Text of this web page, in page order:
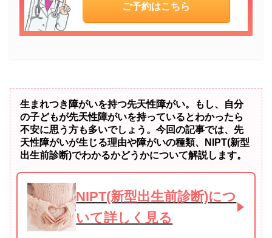
ご予約はこちら
生まれつき障がいを持つ先天性障がい。もし、自分
の子どもが先天性障がいを持っているとわかったら
不安に思う方も多いでしょう。今回の記事では、先
天性障がいが生じる理由や障がいの種類、NIPT(新型
出生前診断)でわかるかどうかについて解説します。
NIPT(新型出生前診断)につ
いて詳しく見る